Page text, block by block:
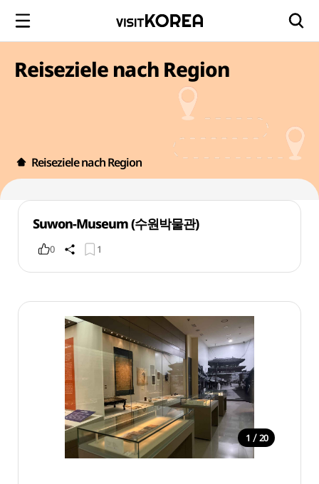
Reiseziele nach Region
Reiseziele nach Region
Suwon-Museum (수원박물관)
0 1
1 / 20